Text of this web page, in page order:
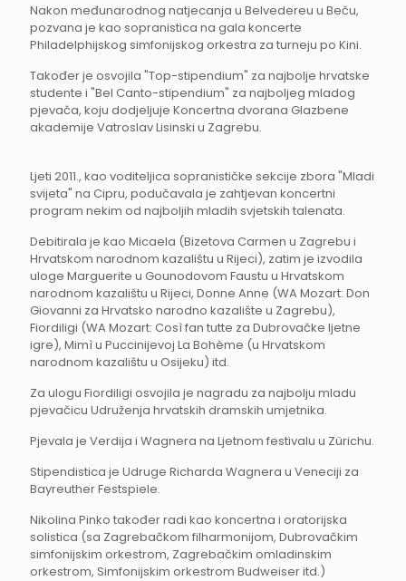
Nakon međunarodnog natjecanja u Belvedereu u Beču,
pozvana je kao sopranistica na gala koncerte
Philadelphijskog simfonijskog orkestra za turneju po Kini.
Također je osvojila "Top-stipendium" za najbolje hrvatske
studente i "Bel Canto-stipendium" za najboljeg mladog
pjevača, koju dodjeljuje Koncertna dvorana Glazbene
akademije Vatroslav Lisinski u Zagrebu.
Ljeti 2011., kao voditeljica sopranističke sekcije zbora "Mladi
svijeta" na Cipru, podučavala je zahtjevan koncertni
program nekim od najboljih mladih svjetskih talenata.
Debitirala je kao Micaela (Bizetova Carmen u Zagrebu i
Hrvatskom narodnom kazalištu u Rijeci), zatim je izvodila
uloge Marguerite u Gounodovom Faustu u Hrvatskom
narodnom kazalištu u Rijeci, Donne Anne (WA Mozart: Don
Giovanni za Hrvatsko narodno kazalište u Zagrebu),
Fiordiligi (WA Mozart: Così fan tutte za Dubrovačke ljetne
igre), Mimì u Puccinijevoj La Bohème (u Hrvatskom
narodnom kazalištu u Osijeku) itd.
Za ulogu Fiordiligi osvojila je nagradu za najbolju mladu
pjevačicu Udruženja hrvatskih dramskih umjetnika.
Pjevala je Verdija i Wagnera na Ljetnom festivalu u Zürichu.
Stipendistica je Udruge Richarda Wagnera u Veneciji za
Bayreuther Festspiele.
Nikolina Pinko također radi kao koncertna i oratorijska
solistica (sa Zagrebačkom filharmonijom, Dubrovačkim
simfonijskim orkestrom, Zagrebačkim omladinskim
orkestrom, Simfonijskim orkestrom Budweiser itd.)